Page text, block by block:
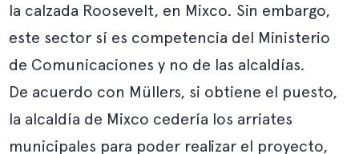
la calzada Roosevelt, en Mixco. Sin embargo,
este sector sí es competencia del Ministerio
de Comunicaciones y no de las alcaldías.
De acuerdo con Müllers, si obtiene el puesto,
la alcaldía de Mixco cedería los arriates
municipales para poder realizar el proyecto,